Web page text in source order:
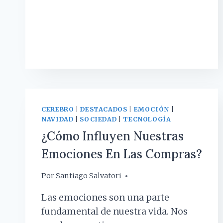
LOS
CEREBRO |DESTACADOS EMOCIÓN
NAVIDAD
SOCIEDAD TECNOLOGÍA
¿Cómo Influyen Nuestras
Emociones En Las Compras?
PorSantiago Salvatori
1 diciembre, 2023
Las emociones son una parte
fundamental de nuestra vida. Nos